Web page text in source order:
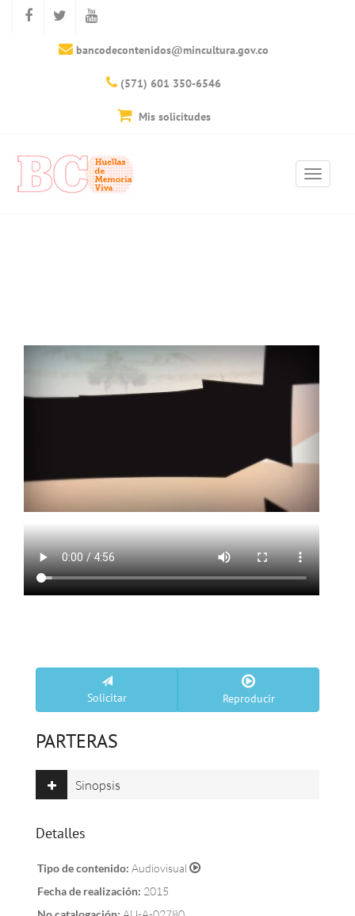
bancodecontenidos@mincultura.gov.co
(571) 601 350-6546
Mis solicitudes
Solicitar Reproducir
PARTERAS
Sinopsis
Detalles
Tipo de contenido: Audiovisual
Fecha de realización: 2015